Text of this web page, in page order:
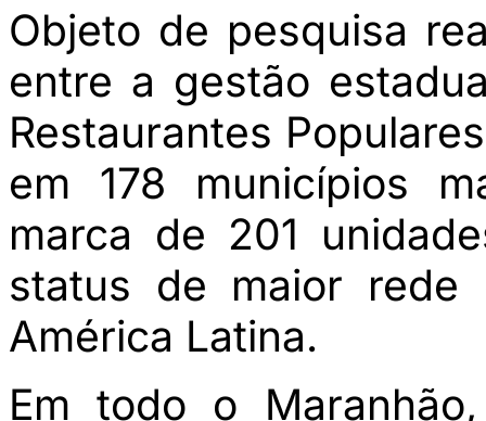
Objeto de pesquisa
entre a gestão
Restaurantes
em 178 municípios
marca de 201
status de maior rede
América Latina.
Em todo o